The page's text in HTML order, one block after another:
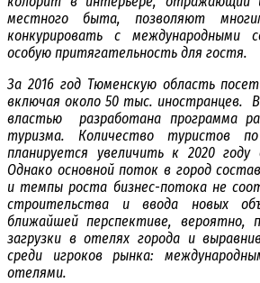
местного быта, позволяют
конкурировать с международными
особую притягательность для гостя.
За 2016 год Тюменскую область
включая около 50 тыс. иностранцев. В
властью разработана программа
туризма. Количество туристов
планируется увеличить к 2020
Однако основной поток в город
и темпы роста бизнес-потока не
строительства и ввода новых
ближайшей перспективе, вероятно,
загрузки в отелях города и
среди игроков рынка:
отелями.